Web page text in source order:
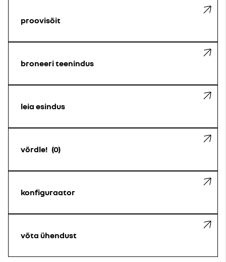
proovisõit
broneeri teenindus
leia esindus
võrdle! 0
konfiguraator
võta ühendust